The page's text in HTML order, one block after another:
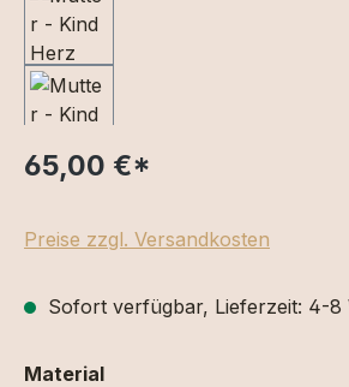
65,00 €*
Preise zzgl. Versandkosten
Sofort verfügbar, Lieferzeit: 4-8
Materialauswählen